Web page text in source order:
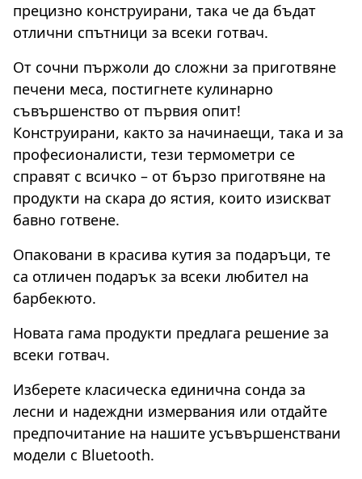
прецизно конструирани, така че да бъдат
отлични спътници за всеки готвач.
От сочни пържоли до сложни за приготвяне
печени меса, постигнете кулинарно
съвършенство от първия опит!
Конструирани, както за начинаещи, така и за
професионалисти, тези термометри се
справят с всичко – от бързо приготвяне на
продукти на скара до ястия, които изискват
бавно готвене.
Опаковани в красива кутия за подаръци, те
са отличен подарък за всеки любител на
барбекюто.
Новата гама продукти предлага решение за
всеки готвач.
Изберете класическа единична сонда за
лесни и надеждни измервания или отдайте
предпочитание на нашите усъвършенствани
модели с Bluetooth.